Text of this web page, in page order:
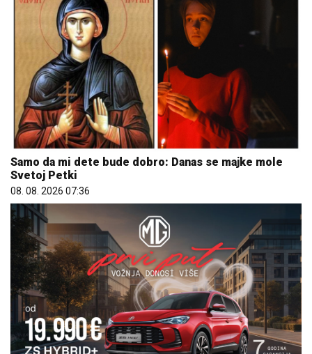
Samo da mi dete bude dobro: Danas se majke mole
Svetoj Petki
08. 08. 2026 07:36